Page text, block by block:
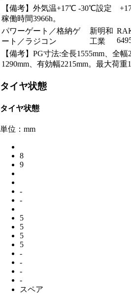
【備考】外気温+17℃ -30℃設定
稼働時間3966h。
パワーゲート／格納ゲ
ート／ラジコン
新明和
工業
【備考】PG寸法:全長1555mm、全
1290mm、有効幅2215mm。最大荷重
タイヤ状態
タイヤ状態
単位：mm
8
9
-
-
5
5
5
5
-
-
-
-
スペア